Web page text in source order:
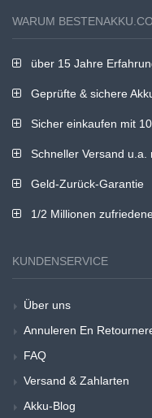
WARUM
über 15 Jahre
Geprüfte & sichere
Sicher einkaufen mit
Schneller Versand
Geld-Zurück-Garantie
1/2 Millionen
KUNDENSERVICE
Über uns
Annuleren En
FAQ
Versand & Zahlarten
Akku-Blog